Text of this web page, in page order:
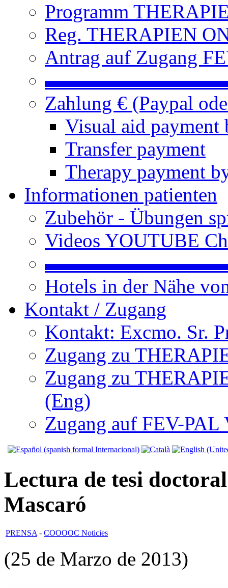
Programm
Reg. THERAPIEN
Antrag auf Zugang
Zahlung € (Paypal
Visual aid payment
Transfer payment
Therapy payment
Informationen patienten
Zubehör - Übungen
Videos YOUTUBE
Hotels in der Nähe
Kontakt / Zugang
Kontakt: Excmo. Sr.
Zugang zu
Zugang zu
(Eng)
Zugang auf FEV-PAL
Lectura de tesi
Mascaró
PRENSA - COOOOC Noticies
(25 de Marzo de 2013)